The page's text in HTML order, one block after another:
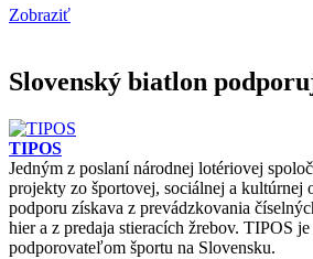
Zobraziť
Slovenský biatlon
TIPOS
Jedným z poslaní národnej lotériovej
projekty zo športovej, sociálnej a kultúrnej
podporu získava z prevádzkovania
hier a z predaja stieracích žrebov. TIPOS
podporovateľom športu na Slovensku.